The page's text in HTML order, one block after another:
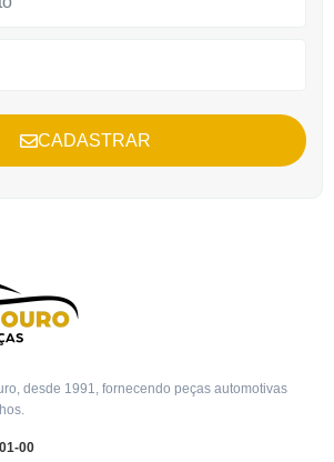
CADASTRAR
desde 1991, fornecendo peças automotivas
00